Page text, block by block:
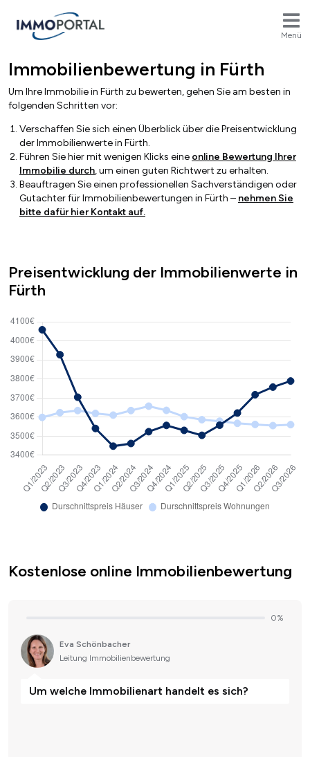
Menü
Breadcrumb
Immobilienbewertung in Fürth
Um Ihre Immobilie in Fürth zu bewerten, gehen Sie am besten in
folgenden Schritten vor:
Verschaffen Sie sich einen Überblick über die Preisentwicklung
der Immobilienwerte in Fürth.
Führen Sie hier mit wenigen Klicks eine online Bewertung Ihrer
Immobilie durch, um einen guten Richtwert zu erhalten.
Beauftragen Sie einen professionellen Sachverständigen oder
Gutachter für Immobilienbewertungen in Fürth – nehmen Sie
bitte dafür hier Kontakt auf.
Preisentwicklung der Immobilienwerte in
Fürth
Kostenlose online Immobilienbewertung